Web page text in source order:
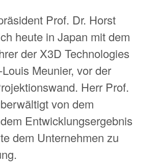
Prof. Dr. Horst
heute in Japan mit dem
der X3D Technologies
Meunier, vor der
Herr Prof.
von dem
Entwicklungsergebnis
dem Unternehmen zu